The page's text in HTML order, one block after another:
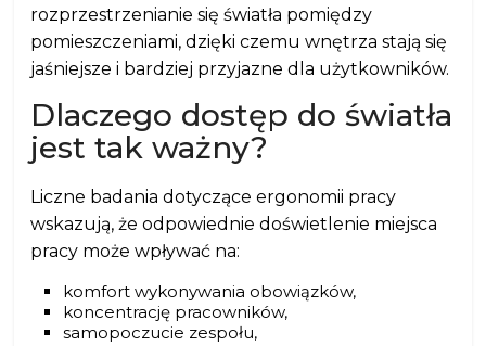
rozprzestrzenianie się światła pomiędzy
pomieszczeniami, dzięki czemu wnętrza stają się
jaśniejsze i bardziej przyjazne dla użytkowników.
Dlaczego dostęp do światła
jest tak ważny?
Liczne badania dotyczące ergonomii pracy
wskazują, że odpowiednie doświetlenie miejsca
pracy może wpływać na:
komfort wykonywania obowiązków,
koncentrację pracowników,
samopoczucie zespołu,